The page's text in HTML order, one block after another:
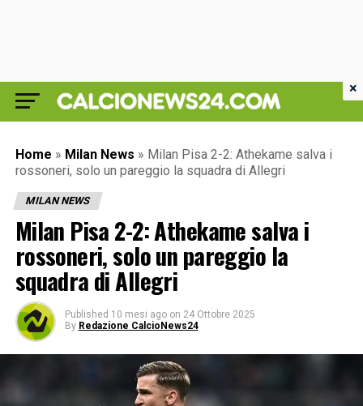
Home » Milan News » Milan Pisa 2-2: Athekame salva i
rossoneri, solo un pareggio la squadra di Allegri
MILAN NEWS
Milan Pisa 2-2: Athekame salva i
rossoneri, solo un pareggio la
squadra di Allegri
Published 10 mesi ago on 24 Ottobre 2025
By Redazione CalcioNews24
×